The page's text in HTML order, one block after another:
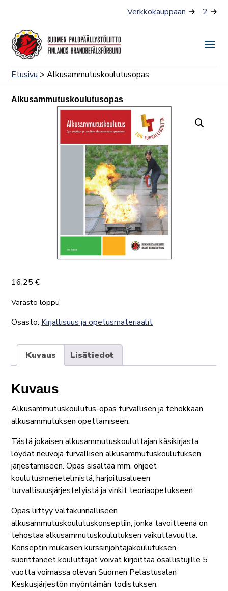
Verkkokauppaan 2
Etusivu > Alkusammutuskoulutusopas
Alkusammutuskoulutusopas
16,25€
Varasto loppu
Osasto: Kirjallisuus ja opetusmateriaalit
Kuvaus Lisätiedot
Kuvaus
Alkusammutuskoulutus-opas turvallisen ja tehokkaan
alkusammutuksen opettamiseen.
Tästä jokaisen alkusammutuskouluttajan käsikirjasta
löydät neuvoja turvallisen alkusammutuskoulutuksen
järjestämiseen. Opas sisältää mm. ohjeet
koulutusmenetelmistä, harjoitusalueen
turvallisuusjärjestelyistä ja vinkit teoriaopetukseen.
Opas liittyy valtakunnalliseen
alkusammutuskoulutuskonseptiin, jonka tavoitteena on
tehostaa alkusammutuskoulutuksen vaikuttavuutta.
Konseptin mukaisen kurssinjohtajakoulutuksen
suorittaneet kouluttajat voivat kirjoittaa osallistujille 5
vuotta voimassa olevan Suomen Pelastusalan
Keskusjärjestön myöntämän todistuksen.